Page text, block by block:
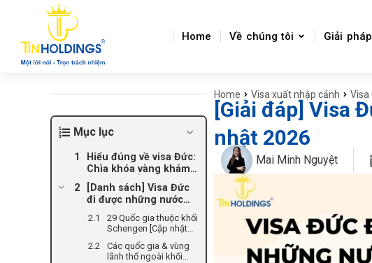
Home Về chúng tôi Giải
Mục lục
Hiểu đúng về visa Đức:
Chìa khóa vàng khám
phá Châu Âu
[Danh sách] Visa Đức
đi được những nước
29 Quốc gia thuộc khối
Schengen [Cập nhật
Các quốc gia & vùng
lãnh thổ ngoài khối
You are here:
Home Visa xuất nhập cảnh Visa
[Giải đáp] Visa
nhật 2026
Mai Minh Nguyệt